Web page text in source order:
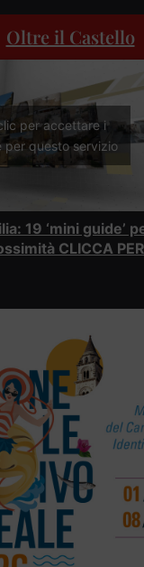
Oltre il Castello
per accettare i
per questo servizio
19 ‘mini guide’
CLICCA